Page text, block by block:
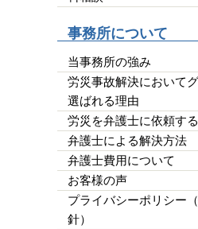
平栗弁護士に丸投げで
他の弁護士事務所もい
したが、コネがない方
クが必要なので、事務
ではなくここに書かせ
皆様の参考になれば幸
ばGood ボタンを押し
らって、沢山の女性に
です。宜しくお願い致
事務所について
当事務所の強み
労災事故解決において
選ばれる理由
労災を弁護士に依頼す
弁護士による解決方法
弁護士費用について
お客様の声
プライバシーポリシー
針）